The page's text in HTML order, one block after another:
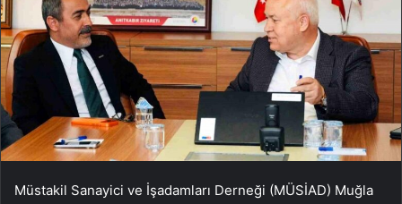
Müstakil Sanayici ve İşadamları Derneği (MÜSİAD) Muğla